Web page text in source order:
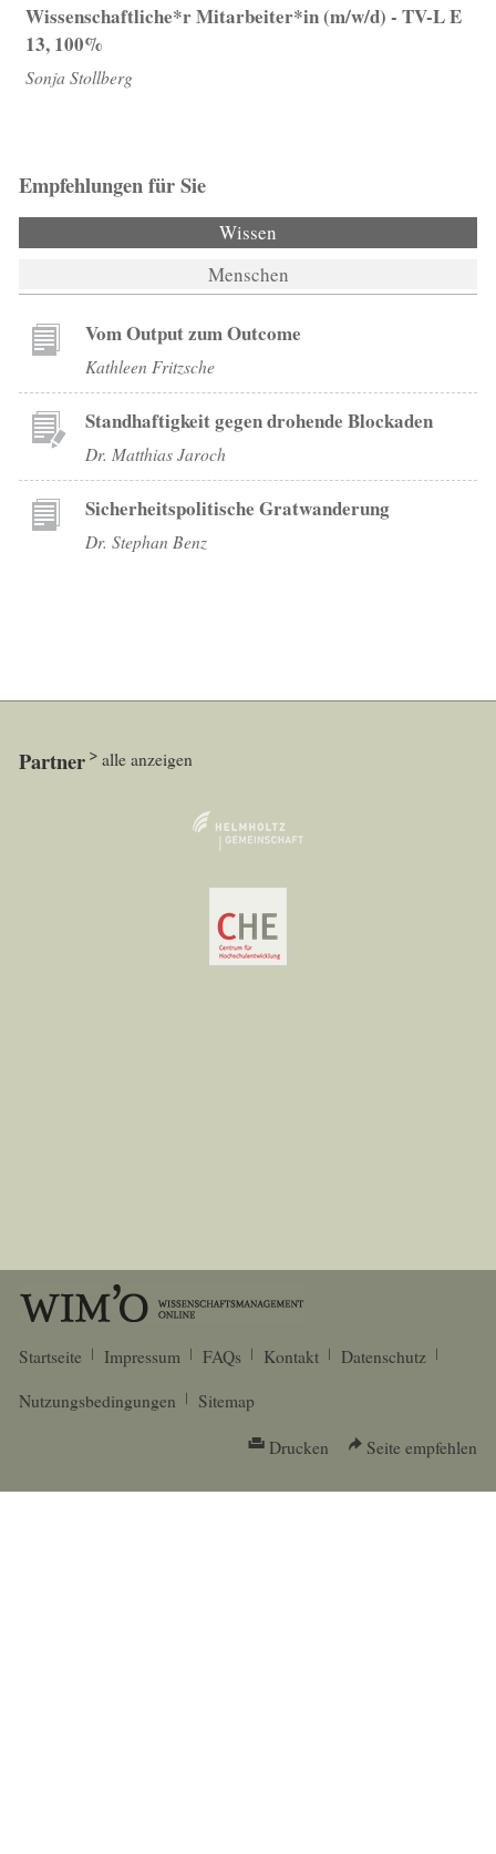
Wissenschaftliche*r Mitarbeiter*in (m/w/d) - TV-L E
13, 100%
Sonja Stollberg
Empfehlungen für Sie
Wissen
Menschen
Vom Output zum Outcome
Kathleen Fritzsche
Standhaftigkeit gegen drohende Blockaden
Dr. Matthias Jaroch
Sicherheitspolitische Gratwanderung
Dr. Stephan Benz
Partner alle anzeigen
Startseite Impressum FAQs Kontakt
Datenschutz
Nutzungsbedingungen
Sitemap
Drucken Seite empfehlen